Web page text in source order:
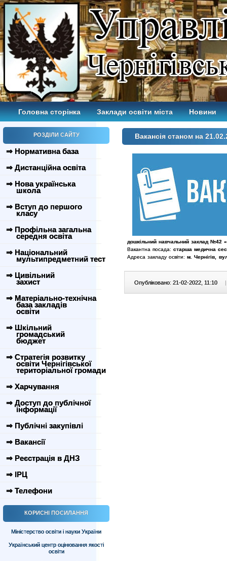
Головна сторінка Заклади освіти міста Новини
РОЗДІЛИ САЙТУ
⇒ Нормативна база
⇒ Дистанційна освіта
⇒ Нова українська
школа
⇒ Вступ до першого
класу
⇒ Профільна загальна
середня освіта
⇒ Національний
мультипредметний тест
⇒ Цивільний
захист
⇒ Матеріально-технічна
база закладів
освіти
⇒ Шкільний
громадський
бюджет
⇒ Стратегія розвитку
освіти Чернігівської
територіальної громади
⇒ Харчування
⇒ Доступ до публічної
інформації
⇒ Публічні закупівлі
⇒ Вакансії
⇒ Реєстрація в ДНЗ
⇒ ІРЦ
⇒ Телефони
КОРИСНІ ПОСИЛАННЯ
Міністерство освіти і науки України
Український центр оцінювання якості
освіти
Вакансія станом на
дошкільний навчальний заклад №42
Вакантна посада:старша медична
Адреса закладу освіти:м. Чернігів,
Опубліковано: 21-02-2022, 11:10 |